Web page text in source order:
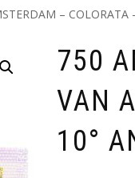
– COLORATA
750
VAN
10°